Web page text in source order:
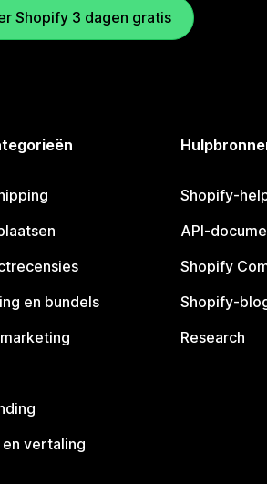
Shopify 3 dagen gratis
en bundels
en vertaling
Shopify-
API-
Shopify
Shopify-
Research